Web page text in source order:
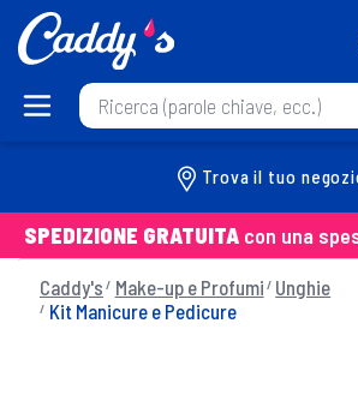
Trova il tuo
SPEDIZIONE GRATUITA con una
Caddy's Make-up e Profumi Unghie
Kit Manicure e Pedicure